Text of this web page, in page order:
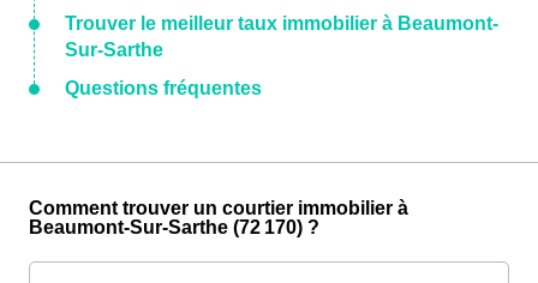
Trouver le meilleur taux immobilier à Beaumont-
Sur-Sarthe
Questions fréquentes
Comment trouver un courtier immobilier à
Beaumont-Sur-Sarthe (72 170) ?